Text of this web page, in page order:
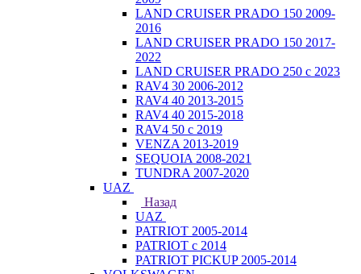
LAND CRUISER PRADO 150 2009-
2016
LAND CRUISER PRADO 150 2017-
2022
LAND CRUISER PRADO 250 с 2023
RAV4 30 2006-2012
RAV4 40 2013-2015
RAV4 40 2015-2018
RAV4 50 с 2019
VENZA 2013-2019
SEQUOIA 2008-2021
TUNDRA 2007-2020
UAZ
Назад
UAZ
PATRIOT 2005-2014
PATRIOT с 2014
PATRIOT PICKUP 2005-2014